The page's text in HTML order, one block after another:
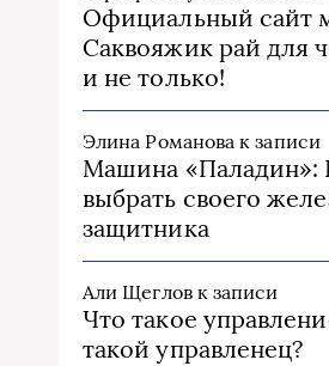
Официальный сайт
Саквояжик рай для
и не только!
Элина Романова к записи
Машина «Паладин»:
выбрать своего
защитника
Али Щегловк записи
Что такое
такой управленец?